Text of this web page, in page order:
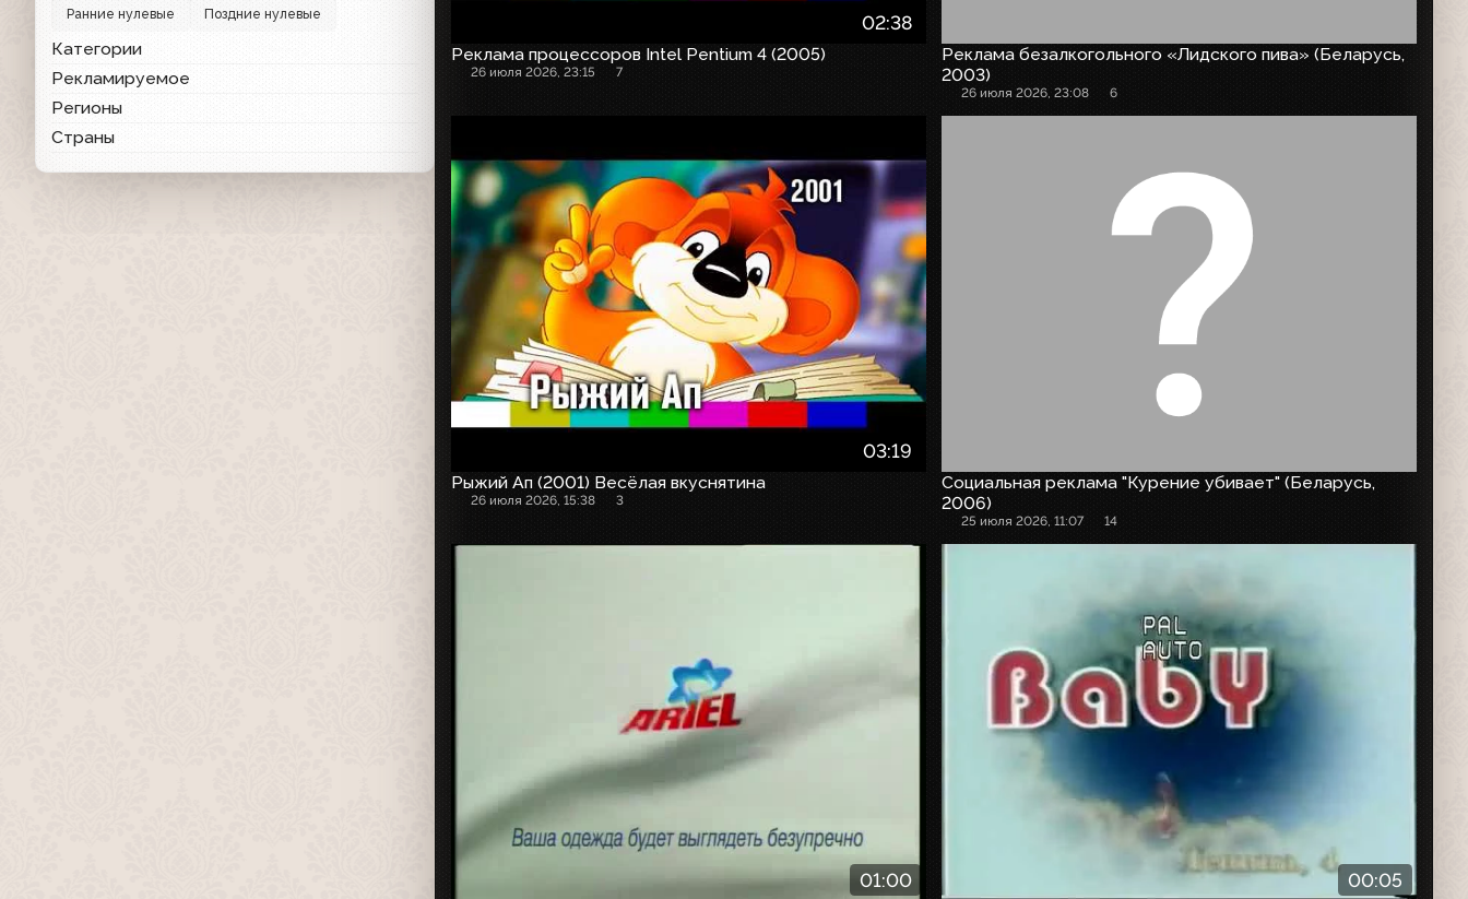
Ранние нулевые Поздние нулевые
Категории
Рекламируемое
Регионы
Страны
02:38
Реклама процессоров Intel Pentium 4 (2005)
26 июля 2026, 23:15 7
Реклама безалкогольного «Лидского пива» (Беларусь,
2003)
26 июля 2026, 23:08 6
03:19
Рыжий Ап (2001) Весёлая вкуснятина
26 июля 2026, 15:38 3
Социальная реклама "Курение убивает" (Беларусь,
2006)
25 июля 2026, 11:07 14
01:00 00:05